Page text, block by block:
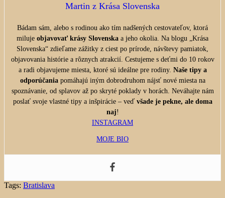
Martin z Krása Slovenska
Bádam sám, alebo s rodinou ako tím nadšených cestovateľov, ktorá
miluje objavovať krásy Slovenska a jeho okolia. Na blogu „Krása
Slovenska“ zdieľame zážitky z ciest po prírode, návštevy pamiatok,
objavovania histórie a rôznych atrakcií. Cestujeme s deťmi do 10 rokov
a radi objavujeme miesta, ktoré sú ideálne pre rodiny. Naše tipy a
odporúčaniapomáhajú iným dobrodruhom nájsť nové miesta na
spoznávanie, od splavov až po skryté poklady v horách. Neváhajte nám
poslať svoje vlastné tipy a inšpirácie – veď všade je pekne, ale doma
naj!
INSTAGRAM
MOJE BIO
Tags: Bratislava